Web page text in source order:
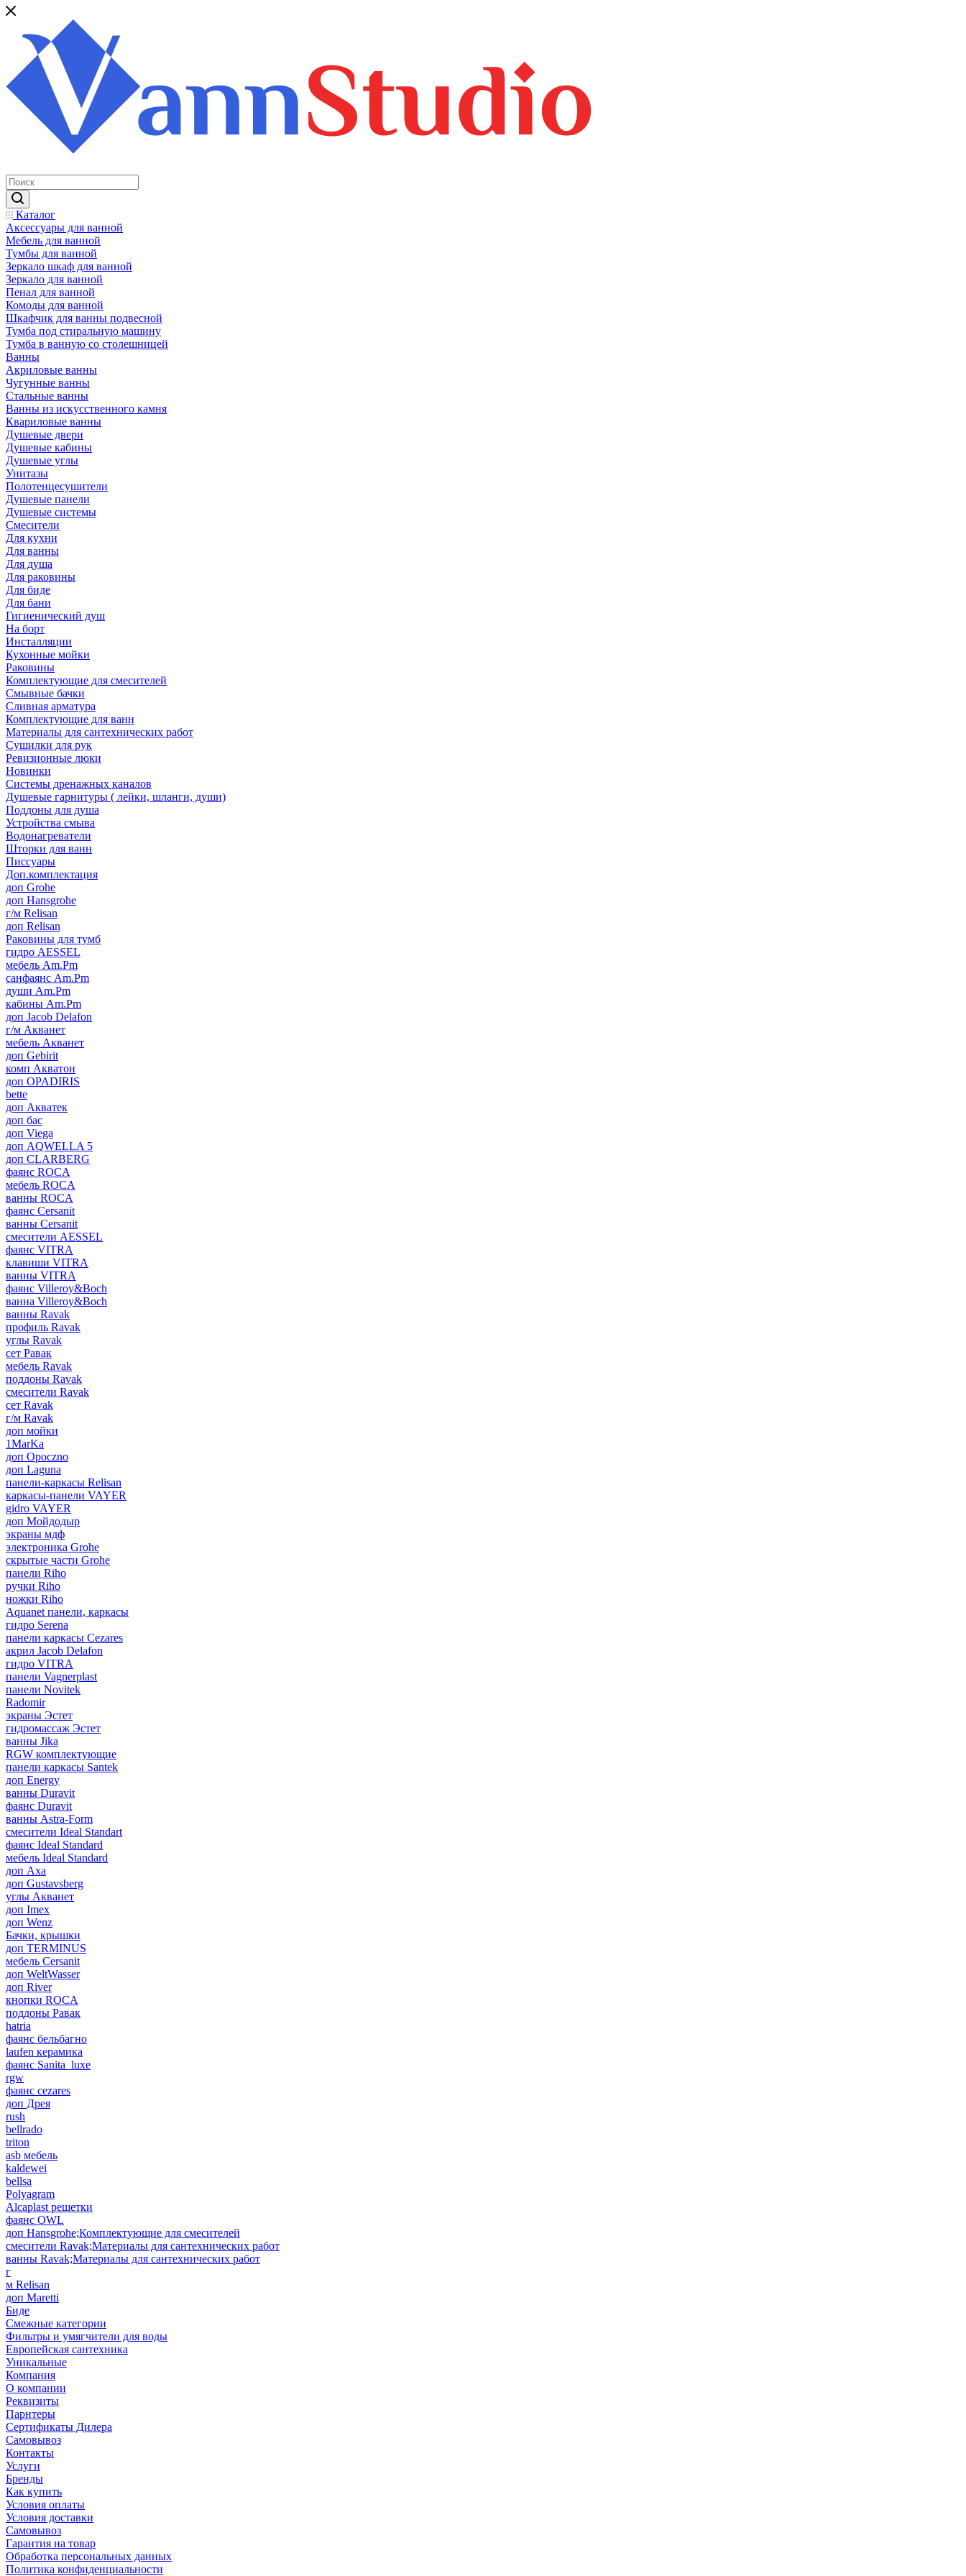
Каталог
Аксессуары для ванной
Мебель для ванной
Тумбы для ванной
Зеркало шкаф для ванной
Зеркало для ванной
Пенал для ванной
Комоды для ванной
Шкафчик для ванны подвесной
Тумба под стиральную машину
Тумба в ванную со столешницей
Ванны
Акриловые ванны
Чугунные ванны
Стальные ванны
Ванны из искусственного камня
Квариловые ванны
Душевые двери
Душевые кабины
Душевые углы
Унитазы
Полотенцесушители
Душевые панели
Душевые системы
Смесители
Для кухни
Для ванны
Для душа
Для раковины
Для биде
Для бани
Гигиенический душ
На борт
Инсталляции
Кухонные мойки
Раковины
Комплектующие для смесителей
Смывные бачки
Сливная арматура
Комплектующие для ванн
Материалы для сантехнических работ
Сушилки для рук
Ревизионные люки
Новинки
Системы дренажных каналов
Душевые гарнитуры ( лейки, шланги, души)
Поддоны для душа
Устройства смыва
Водонагреватели
Шторки для ванн
Писсуары
Доп.комплектация
доп Grohe
доп Hansgrohe
г/м Relisan
доп Relisan
Раковины для тумб
гидро AESSEL
мебель Am.Pm
санфаянс Am.Pm
души Am.Pm
кабины Am.Pm
доп Jacob Delafon
г/м Акванет
мебель Акванет
доп Gebirit
комп Акватон
доп OPADIRIS
bette
доп Акватек
доп бас
доп Viega
доп AQWELLA 5
доп CLARBERG
фаянс ROCA
мебель ROCA
ванны ROCA
фаянс Cersanit
ванны Cersanit
смесители AESSEL
фаянс VITRA
клавиши VITRA
ванны VITRA
фаянс Villeroy&Boch
ванна Villeroy&Boch
ванны Ravak
профиль Ravak
углы Ravak
сет Равак
мебель Ravak
поддоны Ravak
смесители Ravak
сет Ravak
г/м Ravak
доп мойки
1MarKa
доп Opoczno
доп Laguna
панели-каркасы Relisan
каркасы-панели VAYER
gidro VAYER
доп Мойдодыр
экраны мдф
электроника Grohe
скрытые части Grohe
панели Riho
ручки Riho
ножки Riho
Aquanet панели, каркасы
гидро Serena
панели каркасы Cezares
акрил Jacob Delafon
гидро VITRA
панели Vagnerplast
панели Novitek
Radomir
экраны Эстет
гидромассаж Эстет
ванны Jika
RGW комплектующие
панели каркасы Santek
доп Energy
ванны Duravit
фаянс Duravit
ванны Astra-Form
смесители Ideal Standart
фаянс Ideal Standard
мебель Ideal Standard
доп Axa
доп Gustavsberg
углы Акванет
доп Imex
доп Wenz
Бачки, крышки
доп TERMINUS
мебель Cersanit
доп WeltWasser
доп River
кнопки ROCA
поддоны Равак
hatria
фаянс бельбагно
laufen керамика
фаянс Sanita_luxe
rgw
фаянс cezares
доп Дрея
rush
bellrado
triton
asb мебель
kaldewei
bellsa
Polyagram
Alcaplast решетки
фаянс OWL
доп Hansgrohe;Комплектующие для смесителей
смесители Ravak;Материалы для сантехнических работ
ванны Ravak;Материалы для сантехнических работ
г
м Relisan
доп Maretti
Биде
Смежные категории
Фильтры и умягчители для воды
Европейская сантехника
Уникальные
Компания
О компании
Реквизиты
Парнтеры
Сертификаты Дилера
Самовывоз
Контакты
Услуги
Бренды
Как купить
Условия оплаты
Условия доставки
Самовывоз
Гарантия на товар
Обработка персональных данных
Политика конфиденциальности